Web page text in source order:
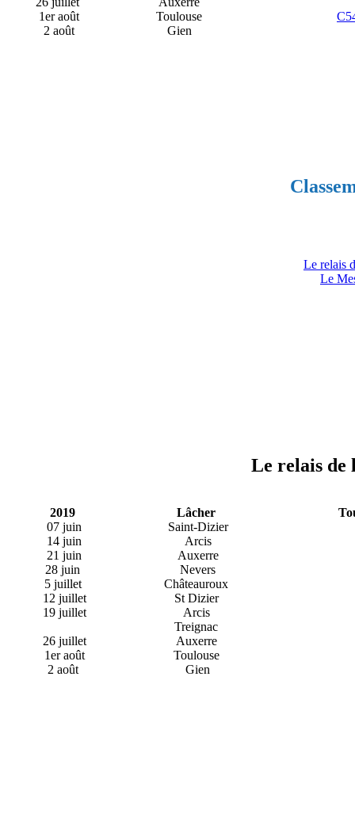
1er août
Toulouse
2 août
Gien
Le relais
Le
Le relais de
2019 Lâcher
07 juin
Saint-Dizier
14 juin
Arcis
21 juin
Auxerre
28 juin
Nevers
5 juillet
Châteauroux
12 juillet
St Dizier
19 juillet
Arcis
Treignac
26 juillet
Auxerre
1er août
Toulouse
2 août
Gien